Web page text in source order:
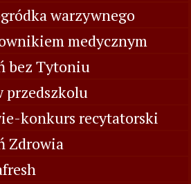
warzywnego
medycznym
bez Tytoniu
przedszkolu
konkurs recytatorski
Zdrowia